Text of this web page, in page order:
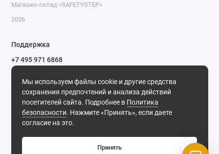
Мы используем файлы cookie и другие средства
сохранения предпочтений и анализа действий
посетителей сайта. Подробнее в Политика
безопасности. Нажмите «Принять», если даете
согласие на это.
Принять
Магазин-склад «SAFETYSTEP»
2026
Поддержка
+7 495 971 6868
+7 963 971 6868
8 800 222 16 88
Обратный звонок
ПН-ПТ: 9.00-18.00 СБ: 10.00-11.00
Мы в сети